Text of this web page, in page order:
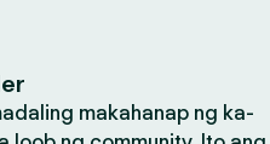
makahanap ng ka-